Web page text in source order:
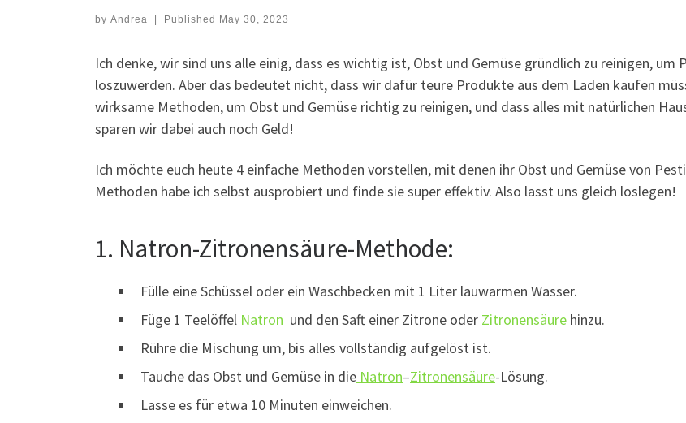
by Andrea Published May 30, 2023
Ich denke, wir sind uns alle einig, dass es wichtig ist, Obst und Gemüse gründlich zu reinigen,
loszuwerden. Aber das bedeutet nicht, dass wir dafür teure Produkte aus dem Laden kaufen
wirksame Methoden, um Obst und Gemüse richtig zu reinigen, und dass alles mit natürlichen
sparen wir dabei auch noch Geld!
Ich möchte euch heute 4 einfache Methoden vorstellen, mit denen ihr Obst und Gemüse von
Methoden habe ich selbst ausprobiert und finde sie super effektiv. Also lasst uns gleich loslegen!
1. Natron-Zitronensäure-Methode:
Fülle eine Schüssel oder ein Waschbecken mit 1 Liter lauwarmen Wasser.
Füge 1 Teelöffel Natron und den Saft einer Zitrone oder Zitronensäure hinzu.
Rühre die Mischung um, bis alles vollständig aufgelöst ist.
Tauche das Obst und Gemüse in die Natron–Zitronensäure-Lösung.
Lasse es für etwa 10 Minuten einweichen.